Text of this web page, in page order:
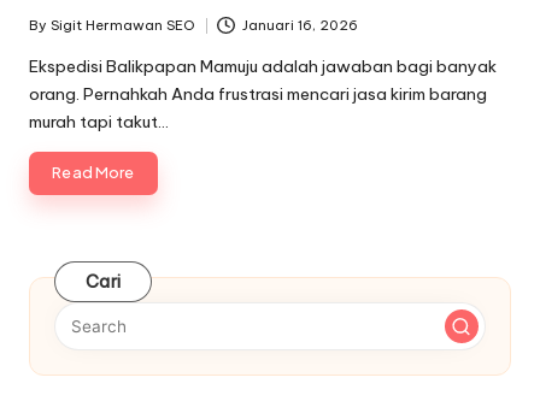
Posted
by
By Sigit Hermawan SEO Januari 16, 2026
Ekspedisi Balikpapan Mamuju adalah jawaban bagi banyak
orang. Pernahkah Anda frustrasi mencari jasa kirim barang
murah tapi takut…
Read More
Cari